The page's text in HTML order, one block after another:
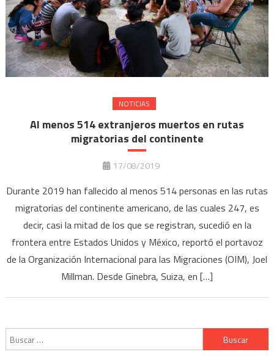
NOTICIAS
Al menos 514 extranjeros muertos en rutas
migratorias del continente
17/08/2019
Durante 2019 han fallecido al menos 514 personas en las rutas
migratorias del continente americano, de las cuales 247, es
decir, casi la mitad de los que se registran, sucedió en la
frontera entre Estados Unidos y México, reportó el portavoz
de la Organización Internacional para las Migraciones (OIM), Joel
Millman. Desde Ginebra, Suiza, en […]
Buscar: